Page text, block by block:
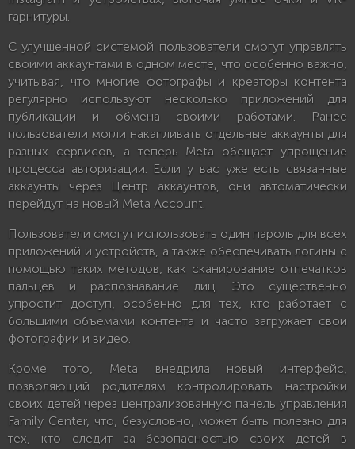
гарнитуры.
С улучшенной системой пользователи смогут управлять
своими аккаунтами в одном месте, что особенно важно,
учитывая, что многие фотографы и креаторы контента
регулярно используют несколько приложений для
публикации и обмена своими работами. Ранее
пользователи могли накапливать отдельные аккаунты для
разных сервисов, а теперь Meta обещает упрощение
процесса авторизации. Если у вас уже есть связанные
аккаунты через Центр аккаунтов, они автоматически
перейдут на новый Meta Account.
Пользователи смогут использовать один пароль для всех
приложений и устройств, а также обеспечивать логины с
помощью таких методов, как сканирование отпечатков
пальцев и распознавание лиц. Это существенно
упростит доступ, особенно для тех, кто работает с
большими объемами контента и часто загружает свои
фотографии и видео.
Кроме того, Meta внедрила новый интерфейс,
позволяющий родителям контролировать настройки
своих детей через централизованную панель управления
Family Center, что, безусловно, может быть полезно для
тех, кто следит за безопасностью своих детей в